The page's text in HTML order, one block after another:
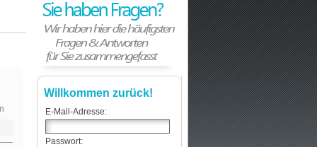
Willkommen zurück!
E-Mail-Adresse:
Passwort: